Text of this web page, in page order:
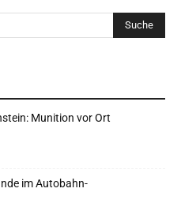
Munition vor Ort
im Autobahn-